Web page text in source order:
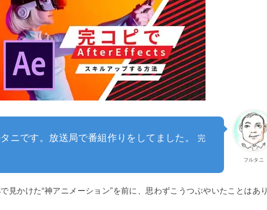
フルタニ
ニです。放送局で番組作りをしてました。
完
見かけた“神アニメーション”を前に、思わずこうつぶやいたことはあり